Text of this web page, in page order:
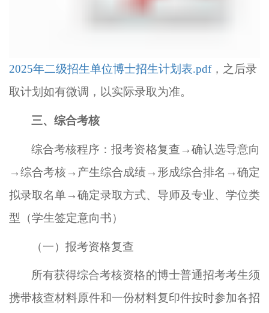
2025年二级招生单位博士招生计划表.pdf， 之后录
取计划如有微调，以实际录取为准。
三、综合考核
综合考核程序：报考资格复查 →确认选导意向
→综合考核→产生综合成绩→形成综合排名→确定
拟录取名单→确定录取方式、导师及专业、学位类
型（学生签定意向书）
（一） 报考资格复查
所有获得综合考核资格的博士普通招考考生须
携带核查材料原件和一份材料复印件按时参加各招